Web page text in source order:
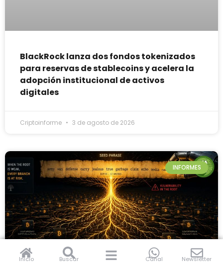
Inicio Buscar Canal Newsletter
BlackRock lanza dos fondos tokenizados
para reservas de stablecoins y acelera la
adopción institucional de activos
digitales
Criptoinforme 3 de agosto de 2026
INFORMES